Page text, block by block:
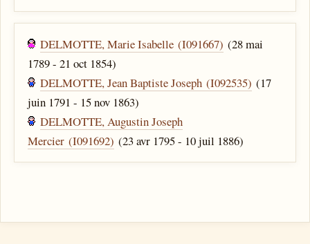
DELMOTTE, Marie Isabelle (I091667) (28 mai
1789 - 21 oct 1854)
DELMOTTE, Jean Baptiste Joseph (I092535) (17
juin 1791 - 15 nov 1863)
DELMOTTE, Augustin Joseph
Mercier (I091692) (23 avr 1795 - 10 juil 1886)